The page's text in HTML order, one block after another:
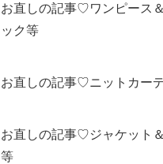
お直しの記事♡ワンピース
ック等
お直しの記事♡ニットカー
お直しの記事♡ジャケット
等